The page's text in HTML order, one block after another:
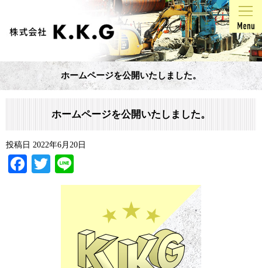
ホームページを公開いたしました。
ホームページを公開いたしました。
投稿日 2022年6月20日
Facebook
Twitter